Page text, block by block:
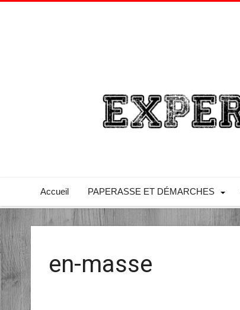
Accueil PAPERASSE ET DÉMARCHES
en-masse